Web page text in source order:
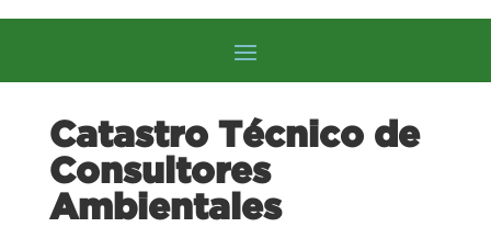
Catastro Técnico de
Consultores
Ambientales